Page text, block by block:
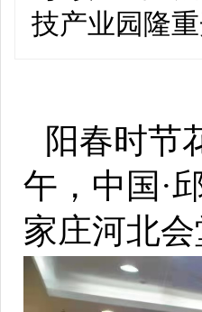
技产业园隆
阳春时节
午，中国·
家庄河北会